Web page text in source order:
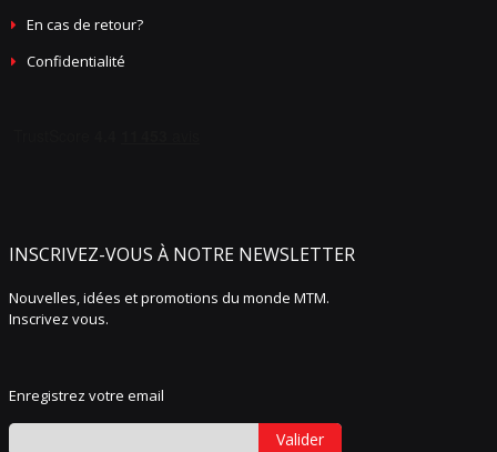
En cas de retour?
Confidentialité
INSCRIVEZ-VOUS À NOTRE NEWSLETTER
Nouvelles, idées et promotions du monde MTM.
Inscrivez vous.
Enregistrez votre email
Valider